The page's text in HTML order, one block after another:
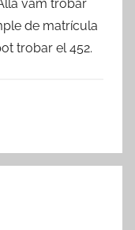
vam trobar
de matrícula
trobar el 452.